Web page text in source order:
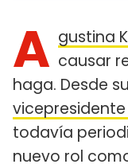
A gustina
causar
haga. Desde su
todavía
nuevo rol